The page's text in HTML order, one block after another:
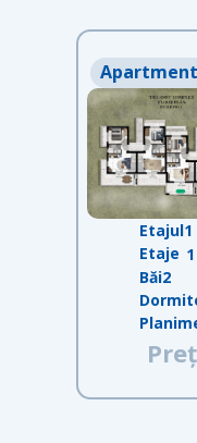
Etajul1
Etaje 1
Băi2